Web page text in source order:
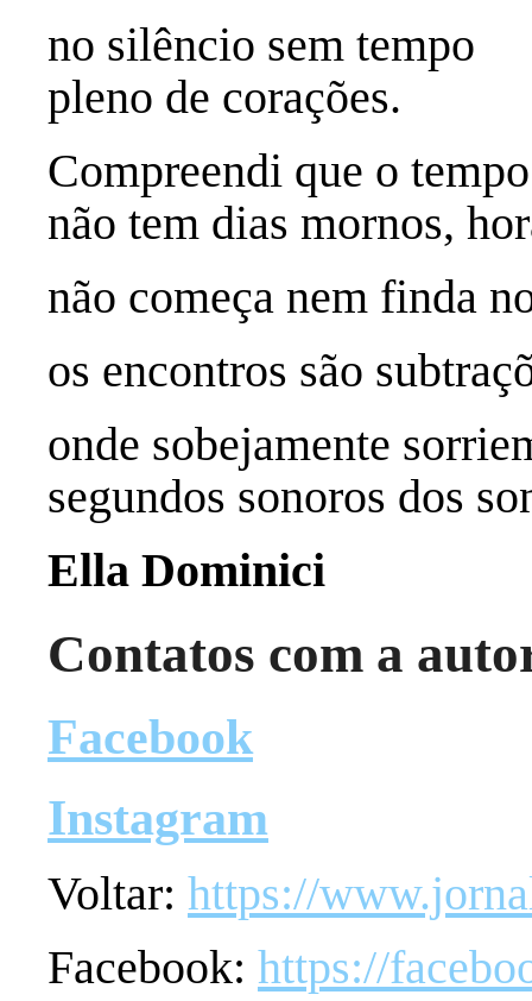
no silêncio sem tempo
pleno de corações.
Compreendi que o tempo
não tem dias mornos,
não começa nem finda
os encontros são
onde sobejamente
segundos sonoros dos
Ella Dominici
Contatos com a
Facebook
Instagram
Voltar: https://
Facebook: https://